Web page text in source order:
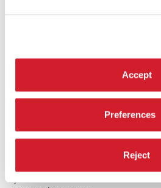
Accept
Preferences
Reject
alexa@altamar-films.com
http://www.altamar-films.com
Post Box No: 23473
kbenkirane@dohafilminstitute.com
https://www.dohafilminstitute.com